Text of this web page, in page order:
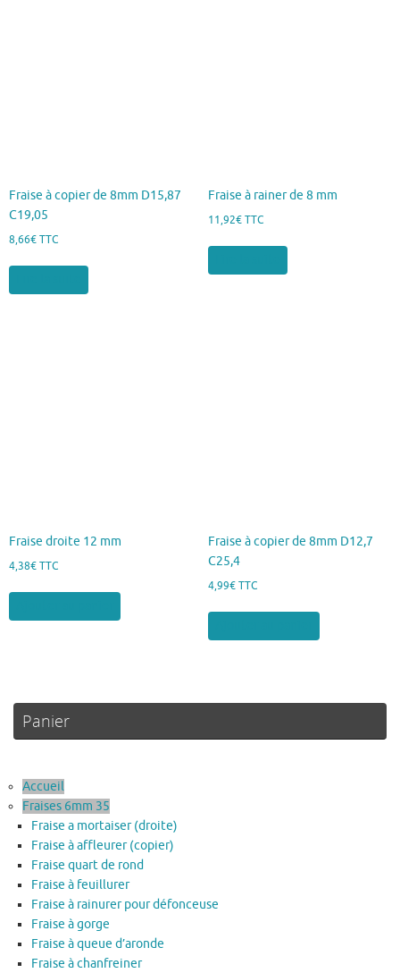
Fraise à copier de 8mm D15,87
C19,05
8,66€ TTC
Fraise à rainer de 8 mm
11,92€ TTC
Fraise droite 12 mm
4,38€ TTC
Fraise à copier de 8mm D12,7
C25,4
4,99€ TTC
Panier
Accueil
Fraises 6mm 35
Fraise a mortaiser (droite)
Fraise à affleurer (copier)
Fraise quart de rond
Fraise à feuillurer
Fraise à rainurer pour défonceuse
Fraise à gorge
Fraise à queue d’aronde
Fraise à chanfreiner